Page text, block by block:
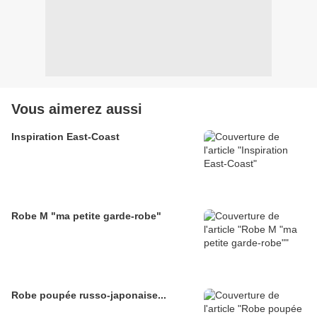
Vous aimerez aussi
Inspiration East-Coast
Robe M "ma petite garde-robe"
Robe poupée russo-japonaise...